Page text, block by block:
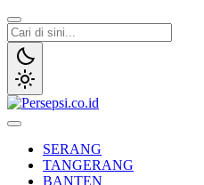
Lewati
ke
konten
SERANG
TANGERANG
BANTEN